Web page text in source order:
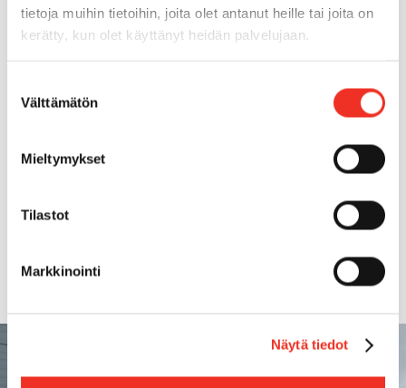
tietoja muihin tietoihin, joita olet antanut heille tai joita on
kerätty, kun olet käyttänyt heidän palvelujaan.
valinta
Välttämätön
Mieltymykset
Tilastot
Markkinointi
Näytä tiedot
Sisärenkaat Kyllä